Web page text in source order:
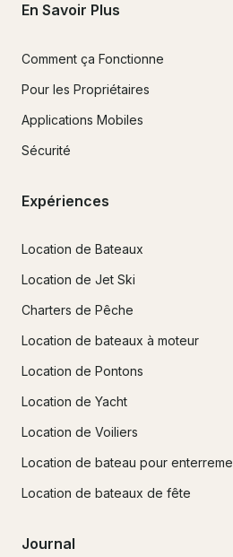
En Savoir Plus
Comment ça Fonctionne
Pour les Propriétaires
Applications Mobiles
Sécurité
Expériences
Location de Bateaux
Location de Jet Ski
Charters de Pêche
Location de bateaux à moteur
Location de Pontons
Location de Yacht
Location de Voiliers
Location de bateau pour
Location de bateaux de fête
Journal